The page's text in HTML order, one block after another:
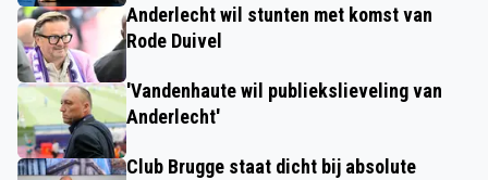
Anderlecht wil stunten met komst van
Rode Duivel
'Vandenhaute wil publiekslieveling van
Anderlecht'
Club Brugge staat dicht bij absolute